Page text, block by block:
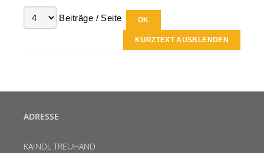
Beiträge / Seite
KURZTEXT AUSBLENDEN
ADRESSE
KAINDL TREUHAND